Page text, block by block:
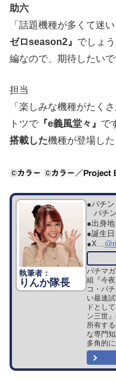
助六
「話題機種が多くて迷
ゼロseason2』 でしょ
編なので、期待したいで
担当
「楽しみな機種がたく
トツで 『e義風堂々』 で
搭載した機種が登場した
りんか隊長
●パチ
パチ
●出身
●誕生
●X…
パチマ
組『今
コ・パ
い最速
ドとし
ン三世
所有す
な専門
多角的